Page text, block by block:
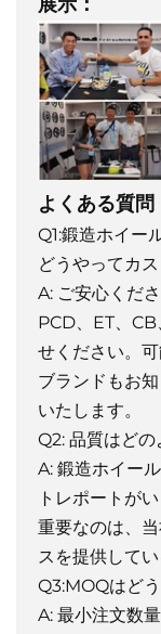
よくある質問
Q1:鍛造ホイー
どうやってカ
A: ご安心くだ
PCD、ET、
せください。
ブランドもお
いたします。
Q2: 品質はど
A: 鍛造ホイー
トレポートが
重要なのは、
スを提供してい
Q3:MOQはど
A: 最小注文数